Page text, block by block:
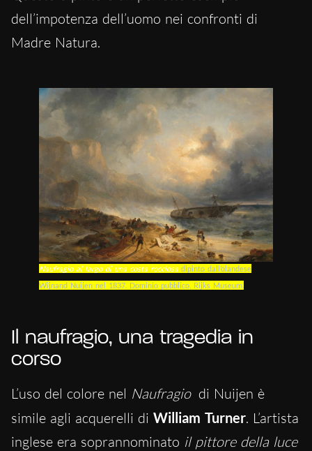
dell’impotenza dell’uomo nei confronti di
Madre Natura.
Naufragio al largo di una costa rocciosa dipinto dall’olandese
Wijnand Nuijen nel 1837. Dominio pubblico, Rijks Museum.
Il naufragio, una tragedia in
corso
L’uso del colore nel Naufragio di Nuijen è
simile agli acquerelli di William Turner. L’artista
inglese era soprannominato il pittore della luce